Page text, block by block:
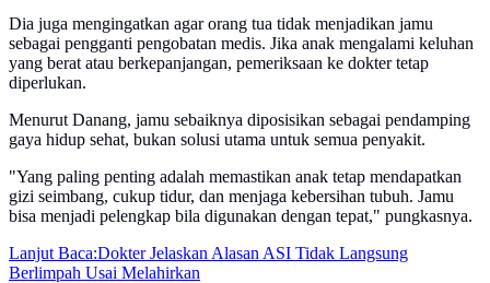
Dia juga mengingatkan agar orang tua tidak menjadikan jamu
sebagai pengganti pengobatan medis. Jika anak mengalami keluhan
yang berat atau berkepanjangan, pemeriksaan ke dokter tetap
diperlukan.
Menurut Danang, jamu sebaiknya diposisikan sebagai pendamping
gaya hidup sehat, bukan solusi utama untuk semua penyakit.
"Yang paling penting adalah memastikan anak tetap mendapatkan
gizi seimbang, cukup tidur, dan menjaga kebersihan tubuh. Jamu
bisa menjadi pelengkap bila digunakan dengan tepat," pungkasnya.
Lanjut Baca:Dokter Jelaskan Alasan ASI Tidak Langsung
Berlimpah Usai Melahirkan